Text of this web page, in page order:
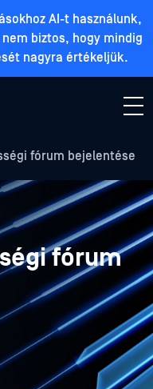
AI-t használunk,
biztos, hogy mindig
nagyra értékeljük.
fórum bejelentése
fórum